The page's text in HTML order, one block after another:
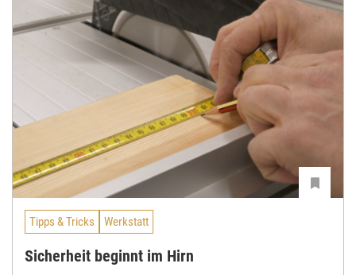
Tipps & Tricks Werkstatt
Sicherheit beginnt im Hirn